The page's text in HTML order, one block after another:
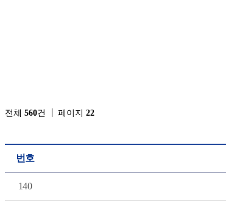
전체 560건 페이지 22
번호
140